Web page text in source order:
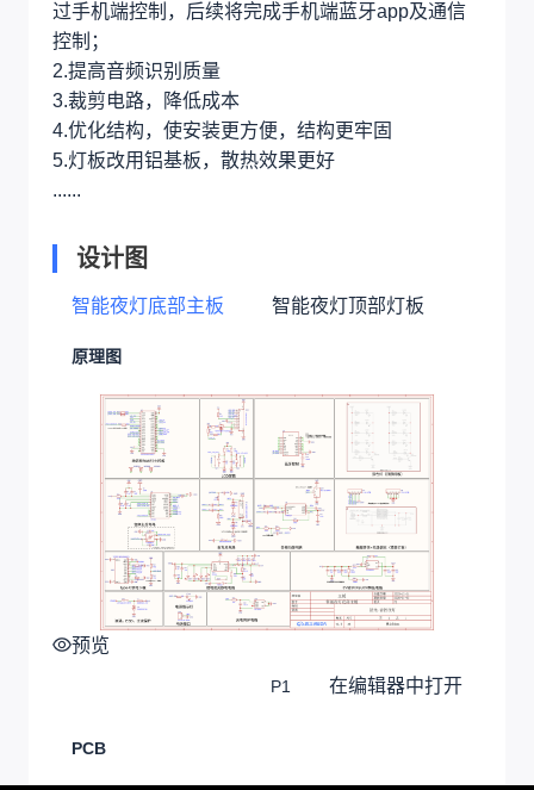
过手机端控制，后续将完成手机端蓝牙app及通信
控制；
2.提高音频识别质量
3.裁剪电路，降低成本
4.优化结构，使安装更方便，结构更牢固
5.灯板改用铝基板，散热效果更好
......
设计图
智能夜灯底部主板 智能夜灯顶部灯板
原理图
预览
P1 在编辑器中打开
PCB